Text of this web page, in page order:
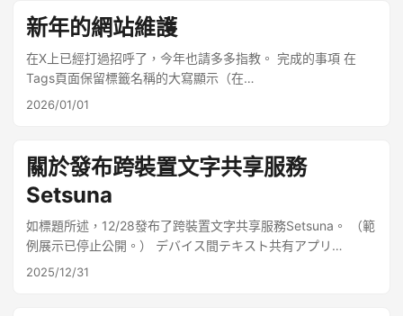
講的內容。結果論點變得難以理解，成了一場無法傳達重點的
演講。在確定為閃電演講時，就應該與主辦方商量更換題材。
更根本的問題是，試圖將規格驅動開發帶入15分鐘講座，說得
客氣點，簡直是瘋了。 我需要重新冷靜思考：重要的不是我想
社群中的角色。 反省點4 - 知識不足 乍看之下這似乎與演講內
知識方面都明顯不足。 題材選擇不當也有知識不足的因素。
「反正問 AI 就知道了」的自滿心態，以及因為忙於演講和社群
活動而忽略了作為軟體工程師持續學習技術這一本分——這些
驅動開發，感覺部分與會者對我的主張有了一定程度的理解和
認同。 投影片的內容獲得了一定程度的好評 總結 以下事項必須
徹底執行： 充分準備並熟記投影片。記住每一項內容的撰寫意
新年的網站維護
在X上已經打過招呼了，今年也請多多指教。 完成的事項 在
Tags頁面保留標籤名稱的大寫顯示（在
layouts/_default/terms.html覆寫主題，將.Name改
老樣子… 持續更新Projects頁面的內容 寫文章
2026/01/01
關於發布跨裝置文字共享服務
Setsuna
如標題所述，12/28發布了跨裝置文字共享服務Setsuna。 （範
例展示已停止公開。） デバイス間テキスト共有アプリ
Setsunaをリリースしました。
2025/12/31